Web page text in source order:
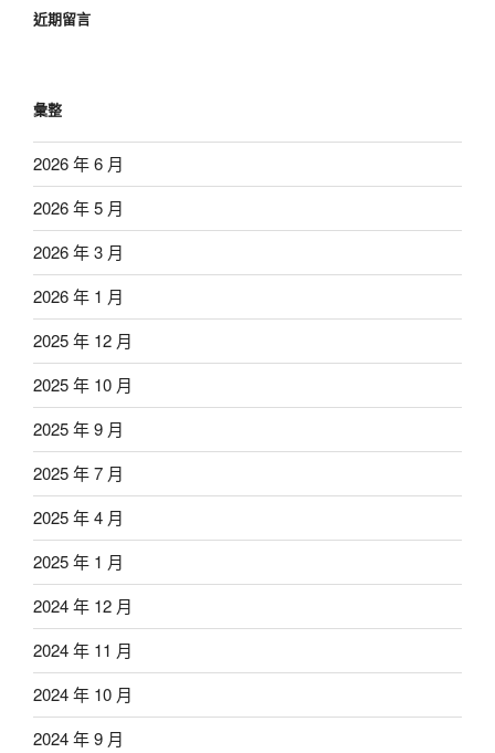
近期留言
彙整
2026 年 6 月
2026 年 5 月
2026 年 3 月
2026 年 1 月
2025 年 12 月
2025 年 10 月
2025 年 9 月
2025 年 7 月
2025 年 4 月
2025 年 1 月
2024 年 12 月
2024 年 11 月
2024 年 10 月
2024 年 9 月